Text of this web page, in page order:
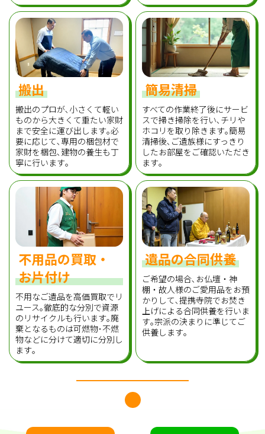
搬出
搬出のプロが､小さくて軽い
ものから大きくて重たい家財
まで安全に運び出します｡必
要に応じて､専用の梱包材で
家財を梱包､建物の養生も丁
寧に行います｡
簡易清掃
すべての作業終了後にサービ
スで掃き掃除を行い､チリや
ホコリを取り除きます｡簡易
清掃後､ご遺族様にすっきり
したお部屋をご確認いただき
ます｡
不用品の買取・
お片付け
不用なご遺品を高価買取でリ
ユース｡徹底的な分別で資源
のリサイクルも行います｡廃
棄となるものは可燃物･不燃
物などに分けて適切に分別し
ます｡
遺品の合同供養
ご希望の場合､お仏壇・神
棚・故人様のご愛用品をお預
かりして､提携寺院でお焚き
上げによる合同供養を行いま
す｡宗派の決まりに準じてご
供養します｡